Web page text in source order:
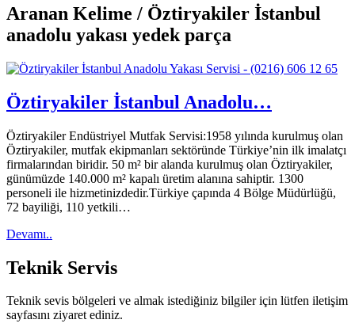
Aranan Kelime / Öztiryakiler İstanbul
anadolu yakası yedek parça
Öztiryakiler İstanbul Anadolu…
Öztiryakiler Endüstriyel Mutfak Servisi:1958 yılında kurulmuş olan
Öztiryakiler, mutfak ekipmanları sektöründe Türkiye’nin ilk imalatçı
firmalarından biridir. 50 m² bir alanda kurulmuş olan Öztiryakiler,
günümüzde 140.000 m² kapalı üretim alanına sahiptir. 1300
personeli ile hizmetinizdedir.Türkiye çapında 4 Bölge Müdürlüğü,
72 bayiliği, 110 yetkili…
Devamı..
Teknik Servis
Teknik sevis bölgeleri ve almak istediğiniz bilgiler için lütfen iletişim
sayfasını ziyaret ediniz.